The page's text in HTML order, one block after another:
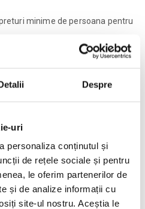
Despre
uri
personaliza conținutul și
de rețele sociale și pentru
le oferim partenerilor de
și de analize informații cu
site-ul nostru. Aceștia le
minime de persoana pentru
la 17 km de Aeroportul